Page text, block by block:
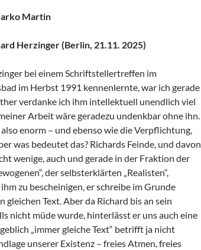
Martin
Herzinger (Berlin, 21.11. 2025)
bei einem Schriftstellertreffen im
im Herbst 1991 kennenlernte, war ich gerade
verdanke ich ihm intellektuell unendlich viel
Arbeit wäre geradezu undenkbar ohne ihn.
enorm – und ebenso wie die Verpflichtung,
was bedeutet das? Richards Feinde, und davon
wenige, auch und gerade in der Fraktion der
der selbsterklärten „Realisten“,
zu bescheinigen, er schreibe im Grunde
gleichen Text. Aber da Richard bis an sein
nicht müde wurde, hinterlässt er uns auch eine
„immer gleiche Text“ betrifft ja nicht
unserer Existenz – freies Atmen, freies